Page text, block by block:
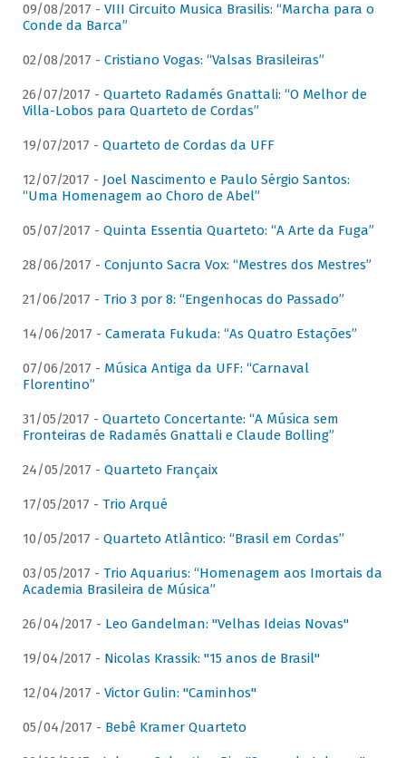
09/08/2017 - VIII Circuito Musica Brasilis: “Marcha para o
Conde da Barca”
02/08/2017 - Cristiano Vogas: “Valsas Brasileiras”
26/07/2017 - Quarteto Radamés Gnattali: “O Melhor de
Villa-Lobos para Quarteto de Cordas”
19/07/2017 - Quarteto de Cordas da UFF
12/07/2017 - Joel Nascimento e Paulo Sérgio Santos:
“Uma Homenagem ao Choro de Abel”
05/07/2017 - Quinta Essentia Quarteto: “A Arte da Fuga”
28/06/2017 - Conjunto Sacra Vox: “Mestres dos Mestres”
21/06/2017 - Trio 3 por 8: “Engenhocas do Passado”
14/06/2017 - Camerata Fukuda: “As Quatro Estações”
07/06/2017 - Música Antiga da UFF: “Carnaval
Florentino”
31/05/2017 - Quarteto Concertante: “A Música sem
Fronteiras de Radamés Gnattali e Claude Bolling”
24/05/2017 - Quarteto Françaix
17/05/2017 - Trio Arqué
10/05/2017 - Quarteto Atlântico: “Brasil em Cordas”
03/05/2017 - Trio Aquarius: “Homenagem aos Imortais da
Academia Brasileira de Música”
26/04/2017 - Leo Gandelman: "Velhas Ideias Novas"
19/04/2017 - Nicolas Krassik: "15 anos de Brasil"
12/04/2017 - Victor Gulin: "Caminhos"
05/04/2017 - Bebê Kramer Quarteto